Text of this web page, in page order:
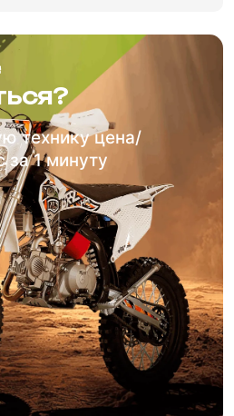
технику цена/
за 1 минуту